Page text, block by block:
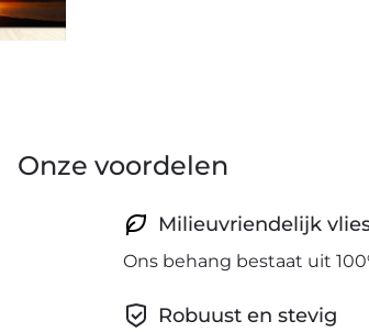
Onze voordelen
Milieuvriendelijk
Ons behang bestaat uit
Robuust en stevig